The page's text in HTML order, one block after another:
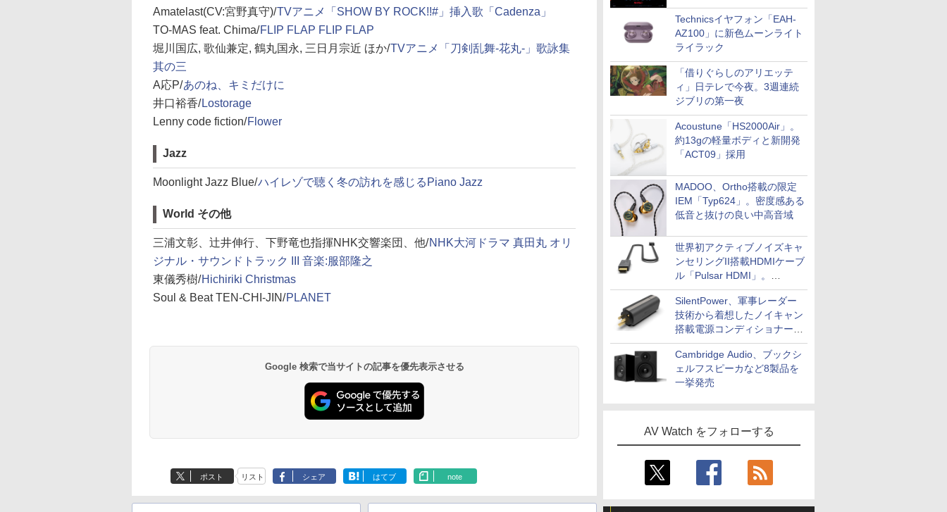
Technicsイヤフォン「EAH-
AZ100」に新色ムーンライト
ライラック
「借りぐらしのアリエッテ
ィ」日テレで今夜。3週連続
ジブリの第一夜
Acoustune「HS2000Air」。
約13gの軽量ボディと新開発
「ACT09」採用
MADOO、Ortho搭載の限定
IEM「Typ624」。密度感ある
低音と抜けの良い中高音域
世界初アクティブノイズキャ
ンセリングII搭載HDMIケーブ
ル「Pulsar HDMI」。
SilentPowerから
SilentPower、軍事レーダー
技術から着想したノイキャン
搭載電源コンディショナー
「AC iPurifier2」
Cambridge Audio、ブックシ
ェルフスピーカなど8製品を
一挙発売
AV Watch をフォローする
Amatelast(CV:宮野真守)/TVアニメ「SHOW BY ROCK!!#」挿入歌「Cadenza」
TO-MAS feat. Chima/FLIP FLAP FLIP FLAP
堀川国広, 歌仙兼定, 鶴丸国永, 三日月宗近 ほか/TVアニメ「刀剣乱舞-花丸-」歌詠集
其の三
A応P/あのね、キミだけに
井口裕香/ Lostorage
Lenny code fiction/Flower
Jazz
Moonlight Jazz Blue/ハイレゾで聴く冬の訪れを感じるPiano Jazz
World その他
三浦文彰、辻井伸行、下野竜也指揮NHK交響楽団、他/NHK大河ドラマ 真田丸 オリ
ジナル・サウンドトラック III 音楽:服部隆之
東儀秀樹/Hichiriki Christmas
Soul & Beat TEN-CHI-JIN/PLANET
Google 検索で当サイトの記事を優先表示させる
ポスト リスト シェア はてブ note